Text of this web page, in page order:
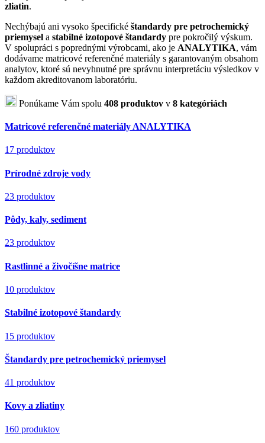
zliatin.
Nechýbajú ani vysoko špecifické štandardy pre petrochemický
priemysel a stabilné izotopové štandardy pre pokročilý výskum.
V spolupráci s poprednými výrobcami, ako je ANALYTIKA, vám
dodávame matricové referenčné materiály s garantovaným obsahom
analytov, ktoré sú nevyhnutné pre správnu interpretáciu výsledkov v
každom akreditovanom laboratóriu.
Ponúkame Vám spolu 408 produktov v 8 kategóriách
Matricové referenčné materiály ANALYTIKA
17 produktov
Prírodné zdroje vody
23 produktov
Pôdy, kaly, sediment
23 produktov
Rastlinné a živočíšne matrice
10 produktov
Stabilné izotopové štandardy
15 produktov
Štandardy pre petrochemický priemysel
41 produktov
Kovy a zliatiny
160 produktov